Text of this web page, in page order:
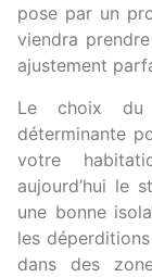
pose par un
viendra
ajustement
Le choix du
déterminante
votre
aujourd’hui le
une bonne
les
dans des